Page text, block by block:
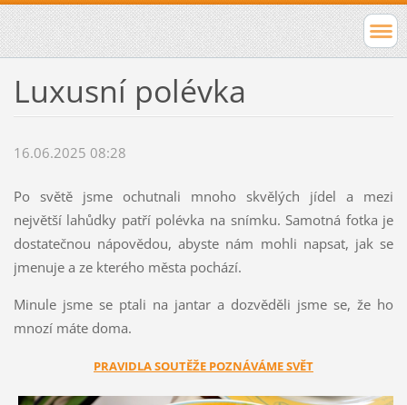
Luxusní polévka
16.06.2025 08:28
Po světě jsme ochutnali mnoho skvělých jídel a mezi
největší lahůdky patří polévka na snímku. Samotná fotka je
dostatečnou nápovědou, abyste nám mohli napsat, jak se
jmenuje a ze kterého města pochází.
Minule jsme se ptali na jantar a dozvěděli jsme se, že ho
mnozí máte doma.
PRAVIDLA SOUTĚŽE POZNÁVÁME SVĚT